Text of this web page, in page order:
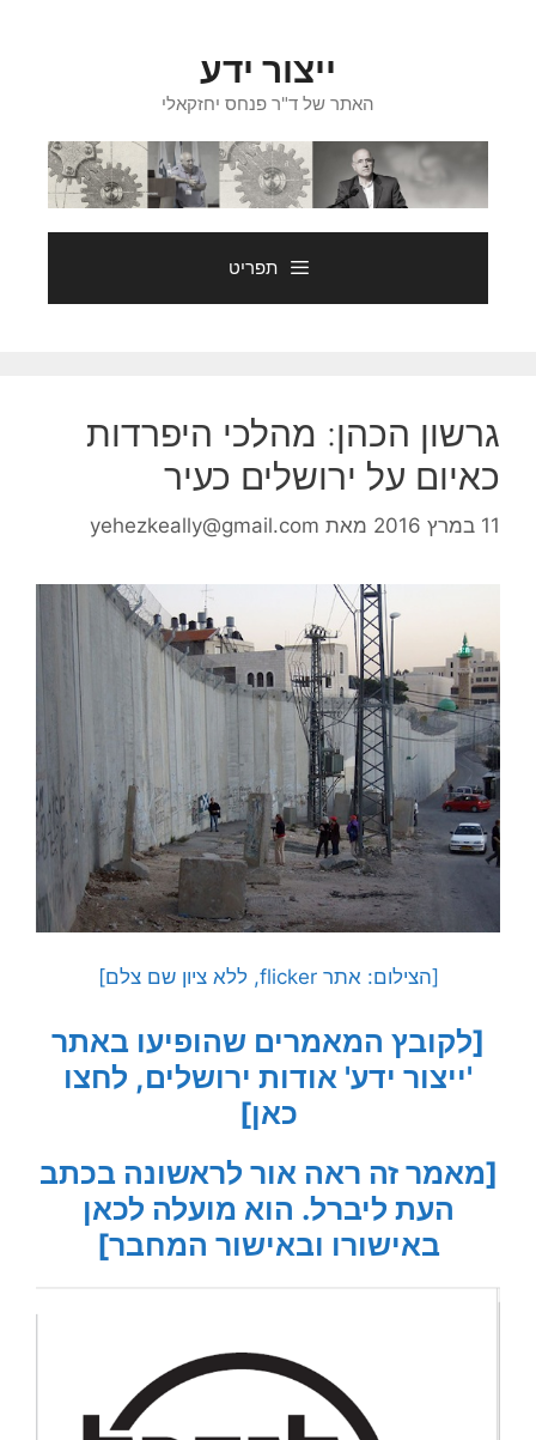
ייצור ידע
האתר של ד"ר פנחס יחזקאלי
תפריט
גרשון הכהן: מהלכי היפרדות
כאיום על ירושלים כעיר
11 במרץ 2016 מאת yehezkeally@gmail.com
[הצילום: אתר flicker, ללא ציון שם צלם]
[לקובץ המאמרים שהופיעו באתר
'ייצור ידע' אודות ירושלים, לחצו
כאן]
[מאמר זה ראה אור לראשונה בכתב
העת ליברל. הוא מועלה לכאן
באישורו ובאישור המחבר]